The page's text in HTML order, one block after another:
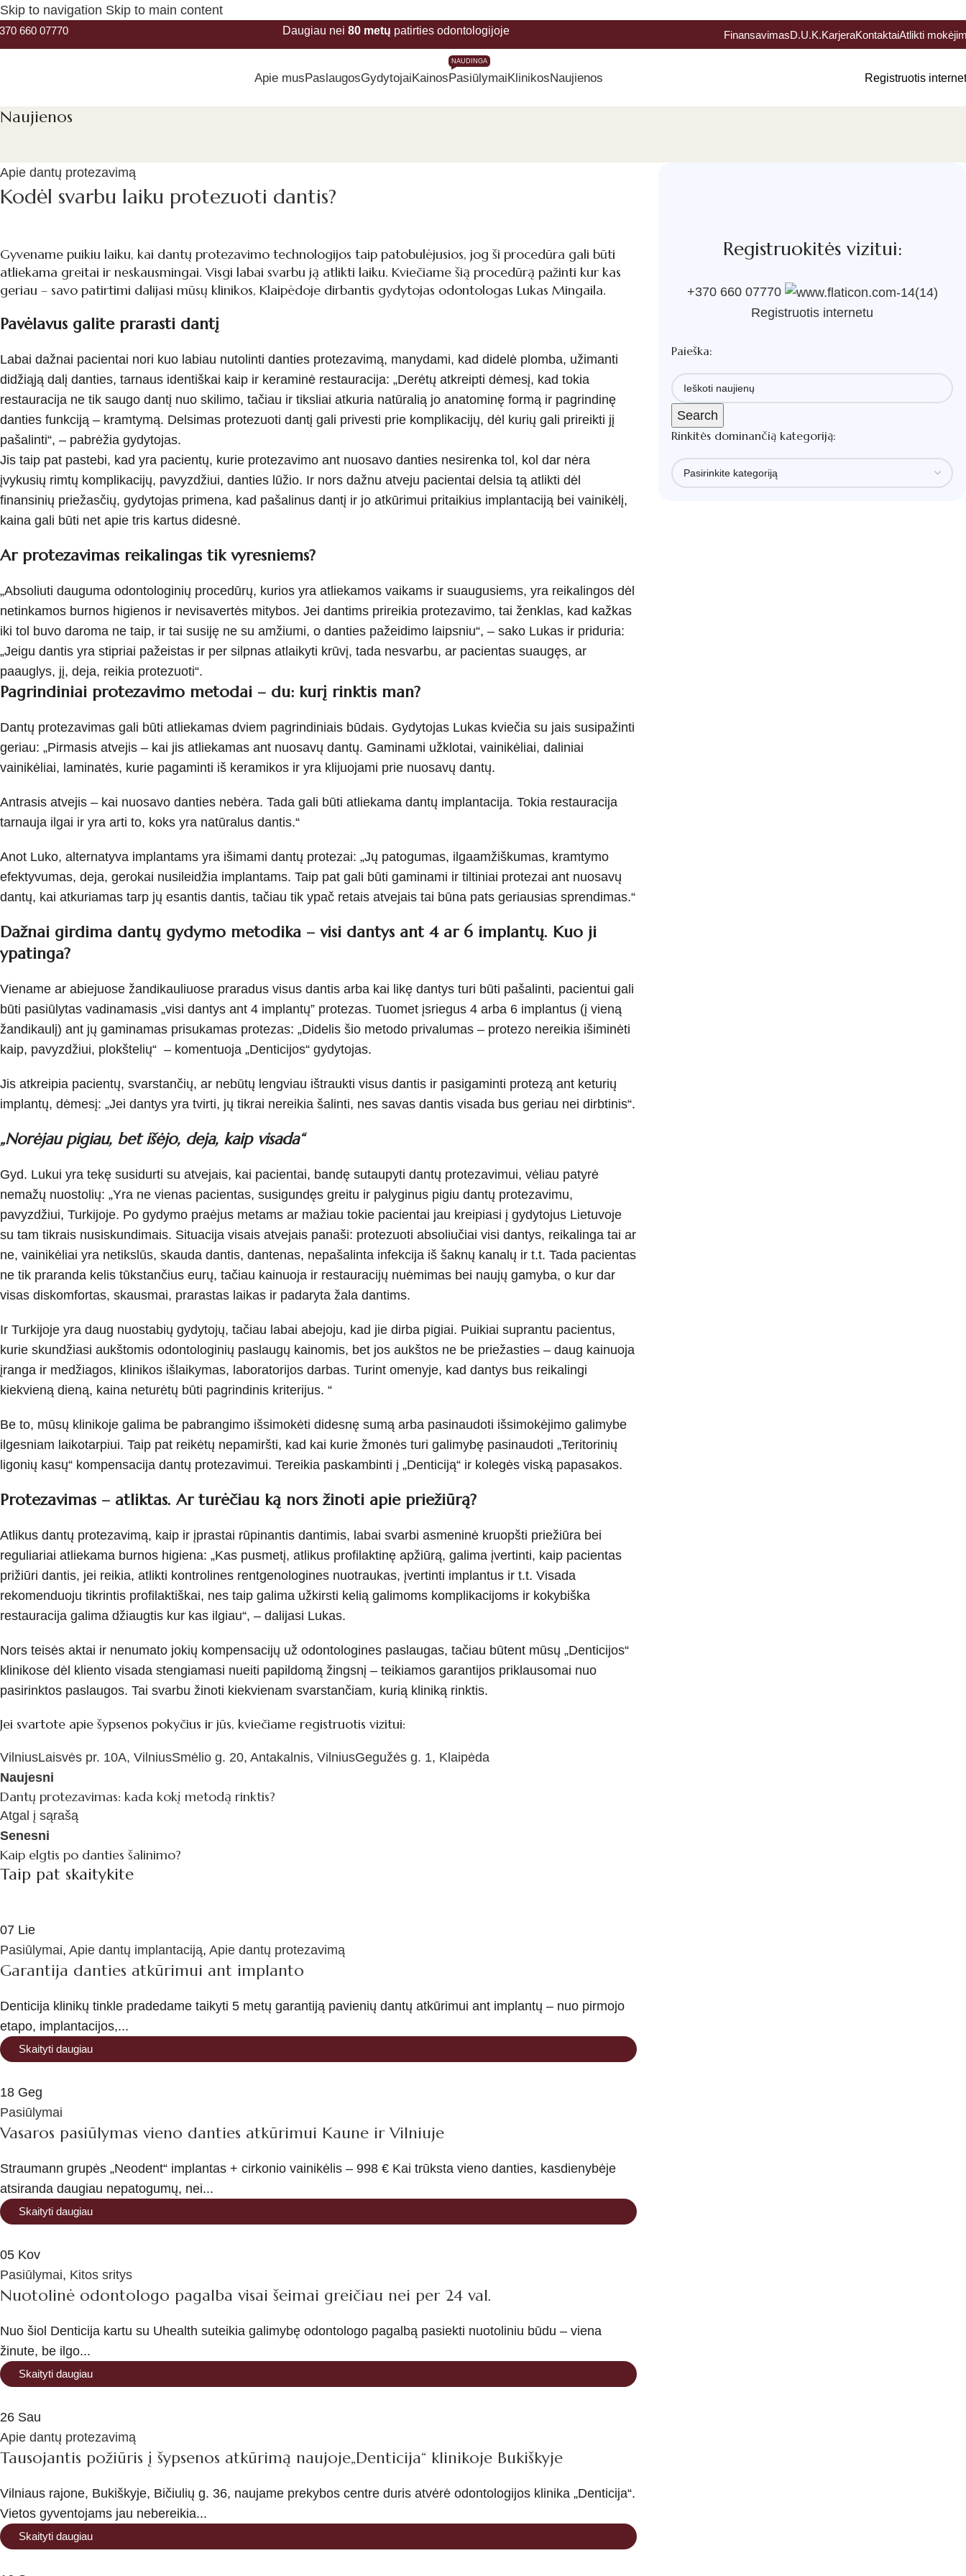
Skip to navigation Skip to main content
660 07770 Daugiau nei 80 metų patirties odontologijoje FinansavimasD.U.K.KarjeraKontaktaiAtlikti
Apie musPaslaugosGydytojaiKainosPasiūlymai
NAUDINGA
KlinikosNaujienos Registruotis
Naujienos
Apie dantų protezavimą
Kodėl svarbu laiku protezuoti dantis?
Gyvename puikiu laiku, kai dantų protezavimo technologijos taip patobulėjusios, jog ši procedūra gali būti
atliekama greitai ir neskausmingai. Visgi labai svarbu ją atlikti laiku. Kviečiame šią procedūrą pažinti kur kas
geriau – savo patirtimi dalijasi mūsų klinikos, Klaipėdoje dirbantis gydytojas odontologas Lukas Mingaila.
Pavėlavus galite prarasti dantį
Labai dažnai pacientai nori kuo labiau nutolinti danties protezavimą, manydami, kad didelė plomba, užimanti
didžiąją dalį danties, tarnaus identiškai kaip ir keraminė restauracija: „Derėtų atkreipti dėmesį, kad tokia
restauracija ne tik saugo dantį nuo skilimo, tačiau ir tiksliai atkuria natūralią jo anatominę formą ir pagrindinę
danties funkciją – kramtymą. Delsimas protezuoti dantį gali privesti prie komplikacijų, dėl kurių gali prireikti jį
pašalinti“, – pabrėžia gydytojas.
Jis taip pat pastebi, kad yra pacientų, kurie protezavimo ant nuosavo danties nesirenka tol, kol dar nėra
įvykusių rimtų komplikacijų, pavyzdžiui, danties lūžio. Ir nors dažnu atveju pacientai delsia tą atlikti dėl
finansinių priežasčių, gydytojas primena, kad pašalinus dantį ir jo atkūrimui pritaikius implantaciją bei vainikėlį,
kaina gali būti net apie tris kartus didesnė.
Ar protezavimas reikalingas tik vyresniems?
„Absoliuti dauguma odontologinių procedūrų, kurios yra atliekamos vaikams ir suaugusiems, yra reikalingos dėl
netinkamos burnos higienos ir nevisavertės mitybos. Jei dantims prireikia protezavimo, tai ženklas, kad kažkas
iki tol buvo daroma ne taip, ir tai susiję ne su amžiumi, o danties pažeidimo laipsniu“, – sako Lukas ir priduria:
„Jeigu dantis yra stipriai pažeistas ir per silpnas atlaikyti krūvį, tada nesvarbu, ar pacientas suaugęs, ar
paauglys, jį, deja, reikia protezuoti“.
Pagrindiniai protezavimo metodai – du: kurį rinktis man?
Dantų protezavimas gali būti atliekamas dviem pagrindiniais būdais. Gydytojas Lukas kviečia su jais susipažinti
geriau: „Pirmasis atvejis – kai jis atliekamas ant nuosavų dantų. Gaminami užklotai, vainikėliai, daliniai
vainikėliai, laminatės, kurie pagaminti iš keramikos ir yra klijuojami prie nuosavų dantų.
Antrasis atvejis – kai nuosavo danties nebėra. Tada gali būti atliekama dantų implantacija. Tokia restauracija
tarnauja ilgai ir yra arti to, koks yra natūralus dantis.“
Anot Luko, alternatyva implantams yra išimami dantų protezai: „Jų patogumas, ilgaamžiškumas, kramtymo
efektyvumas, deja, gerokai nusileidžia implantams. Taip pat gali būti gaminami ir tiltiniai protezai ant nuosavų
dantų, kai atkuriamas tarp jų esantis dantis, tačiau tik ypač retais atvejais tai būna pats geriausias sprendimas.“
Dažnai girdima dantų gydymo metodika – visi dantys ant 4 ar 6 implantų. Kuo ji
ypatinga?
Viename ar abiejuose žandikauliuose praradus visus dantis arba kai likę dantys turi būti pašalinti, pacientui gali
būti pasiūlytas vadinamasis „visi dantys ant 4 implantų” protezas. Tuomet įsriegus 4 arba 6 implantus (į vieną
žandikaulį) ant jų gaminamas prisukamas protezas: „Didelis šio metodo privalumas – protezo nereikia išiminėti
kaip, pavyzdžiui, plokštelių“ – komentuoja „Denticijos“ gydytojas.
Jis atkreipia pacientų, svarstančių, ar nebūtų lengviau ištraukti visus dantis ir pasigaminti protezą ant keturių
implantų, dėmesį: „Jei dantys yra tvirti, jų tikrai nereikia šalinti, nes savas dantis visada bus geriau nei dirbtinis“.
„Norėjau pigiau, bet išėjo, deja, kaip visada“
Gyd. Lukui yra tekę susidurti su atvejais, kai pacientai, bandę sutaupyti dantų protezavimui, vėliau patyrė
nemažų nuostolių: „Yra ne vienas pacientas, susigundęs greitu ir palyginus pigiu dantų protezavimu,
pavyzdžiui, Turkijoje. Po gydymo praėjus metams ar mažiau tokie pacientai jau kreipiasi į gydytojus Lietuvoje
su tam tikrais nusiskundimais. Situacija visais atvejais panaši: protezuoti absoliučiai visi dantys, reikalinga tai ar
ne, vainikėliai yra netikslūs, skauda dantis, dantenas, nepašalinta infekcija iš šaknų kanalų ir t.t. Tada pacientas
ne tik praranda kelis tūkstančius eurų, tačiau kainuoja ir restauracijų nuėmimas bei naujų gamyba, o kur dar
visas diskomfortas, skausmai, prarastas laikas ir padaryta žala dantims.
Ir Turkijoje yra daug nuostabių gydytojų, tačiau labai abejoju, kad jie dirba pigiai. Puikiai suprantu pacientus,
kurie skundžiasi aukštomis odontologinių paslaugų kainomis, bet jos aukštos ne be priežasties – daug kainuoja
įranga ir medžiagos, klinikos išlaikymas, laboratorijos darbas. Turint omenyje, kad dantys bus reikalingi
kiekvieną dieną, kaina neturėtų būti pagrindinis kriterijus. “
Be to, mūsų klinikoje galima be pabrangimo išsimokėti didesnę sumą arba pasinaudoti išsimokėjimo galimybe
ilgesniam laikotarpiui. Taip pat reikėtų nepamiršti, kad kai kurie žmonės turi galimybę pasinaudoti „Teritorinių
ligonių kasų“ kompensacija dantų protezavimui. Tereikia paskambinti į „Denticiją“ ir kolegės viską papasakos.
Protezavimas – atliktas. Ar turėčiau ką nors žinoti apie priežiūrą?
Atlikus dantų protezavimą, kaip ir įprastai rūpinantis dantimis, labai svarbi asmeninė kruopšti priežiūra bei
reguliariai atliekama burnos higiena: „Kas pusmetį, atlikus profilaktinę apžiūrą, galima įvertinti, kaip pacientas
prižiūri dantis, jei reikia, atlikti kontrolines rentgenologines nuotraukas, įvertinti implantus ir t.t. Visada
rekomenduoju tikrintis profilaktiškai, nes taip galima užkirsti kelią galimoms komplikacijoms ir kokybiška
restauracija galima džiaugtis kur kas ilgiau“, – dalijasi Lukas.
Nors teisės aktai ir nenumato jokių kompensacijų už odontologines paslaugas, tačiau būtent mūsų „Denticijos“
klinikose dėl kliento visada stengiamasi nueiti papildomą žingsnį – teikiamos garantijos priklausomai nuo
pasirinktos paslaugos. Tai svarbu žinoti kiekvienam svarstančiam, kurią kliniką rinktis.
Jei svartote apie šypsenos pokyčius ir jūs, kviečiame registruotis vizitui:
VilniusLaisvės pr. 10A, VilniusSmėlio g. 20, Antakalnis, VilniusGegužės g. 1, Klaipėda
Naujesni
Dantų protezavimas: kada kokį metodą rinktis?
Atgal į sąrašą
Senesni
Kaip elgtis po danties šalinimo?
Taip pat skaitykite
07 Lie
Pasiūlymai, Apie dantų implantaciją, Apie dantų protezavimą
Garantija danties atkūrimui ant implanto
Denticija klinikų tinkle pradedame taikyti 5 metų garantiją pavienių dantų atkūrimui ant implantų – nuo pirmojo
etapo, implantacijos,...
Skaityti daugiau
18 Geg
Pasiūlymai
Vasaros pasiūlymas vieno danties atkūrimui Kaune ir Vilniuje
Straumann grupės „Neodent“ implantas + cirkonio vainikėlis – 998 € Kai trūksta vieno danties, kasdienybėje
atsiranda daugiau nepatogumų, nei...
Skaityti daugiau
05 Kov
Pasiūlymai, Kitos sritys
Nuotolinė odontologo pagalba visai šeimai greičiau nei per 24 val.
Nuo šiol Denticija kartu su Uhealth suteikia galimybę odontologo pagalbą pasiekti nuotoliniu būdu – viena
žinute, be ilgo...
Skaityti daugiau
26 Sau
Apie dantų protezavimą
Tausojantis požiūris į šypsenos atkūrimą naujoje„Denticija“ klinikoje Bukiškyje
Vilniaus rajone, Bukiškyje, Bičiulių g. 36, naujame prekybos centre duris atvėrė odontologijos klinika „Denticija“.
Vietos gyventojams jau nebereikia...
Skaityti daugiau
Registruokitės vizitui:
+370 660 07770
Registruotis internetu
Paieška:
Search
Rinkitės dominančią kategoriją: